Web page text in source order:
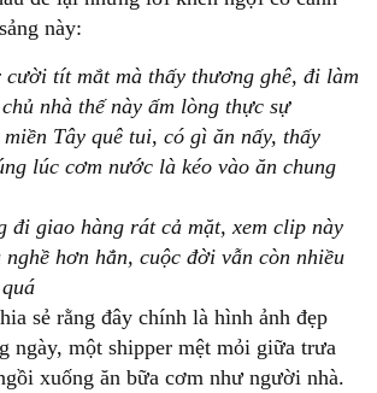
này:
cười tít mắt mà thấy thương ghê, đi làm
nhà thế này ấm lòng thực sự
Tây quê tui, có gì ăn nấy, thấy
lúc cơm nước là kéo vào ăn chung
đi giao hàng rát cả mặt, xem clip này
hơn hẳn, cuộc đời vẫn còn nhiều
sẻ rằng đây chính là hình ảnh đẹp
ngày, một shipper mệt mỏi giữa trưa
xuống ăn bữa cơm như người nhà.